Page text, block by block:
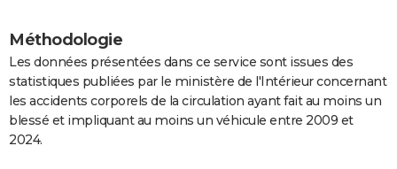
FORUM
Bricolage
Television
Méthodologie
Les données présentées dans ce service sont issues des
statistiques publiées par le ministère de l'Intérieur concernant
les accidents corporels de la circulation ayant fait au moins un
blessé et impliquant au moins un véhicule entre 2009 et
2024.